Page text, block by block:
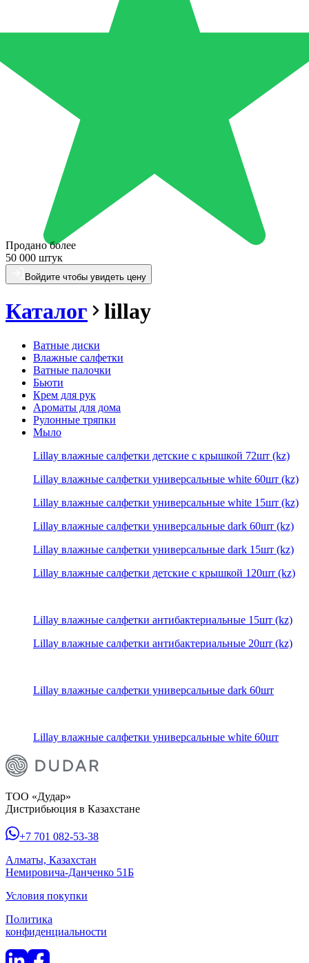
Продано более
50 000 штук
Войдите чтобы увидеть цену
Каталог lillay
Ватные диски
Влажные салфетки
Ватные палочки
Бьюти
Крем для рук
Ароматы для дома
Рулонные тряпки
Мыло
Lillay влажные салфетки детские с крышкой 72шт (kz)
Lillay влажные салфетки универсальные white 60шт (kz)
Lillay влажные салфетки универсальные white 15шт (kz)
Lillay влажные салфетки универсальные dark 60шт (kz)
Lillay влажные салфетки универсальные dark 15шт (kz)
Lillay влажные салфетки детские с крышкой 120шт (kz)
Lillay влажные салфетки антибактериальные 15шт (kz)
Lillay влажные салфетки антибактериальные 20шт (kz)
Lillay влажные салфетки универсальные dark 60шт
Lillay влажные салфетки универсальные white 60шт
ТОО «Дудар»
Дистрибьюция в Казахстане
+7 701 082-53-38
Алматы, Казахстан
Немировича-Данченко 51Б
Условия покупки
Политика
конфиденциальности